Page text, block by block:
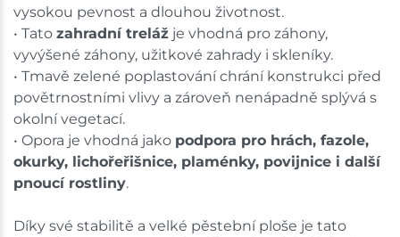
vysokou pevnost a dlouhou životnost.
• Tato zahradní treláž je vhodná pro záhony,
vyvýšené záhony, užitkové zahrady i skleníky.
• Tmavě zelené poplastování chrání konstrukci před
povětrnostními vlivy a zároveň nenápadně splývá s
okolní vegetací.
• Opora je vhodná jako podpora pro hrách, fazole,
okurky, lichořeřišnice, plaménky, povijnice i další
pnoucí rostliny.
Díky své stabilitě a velké pěstební ploše je tato